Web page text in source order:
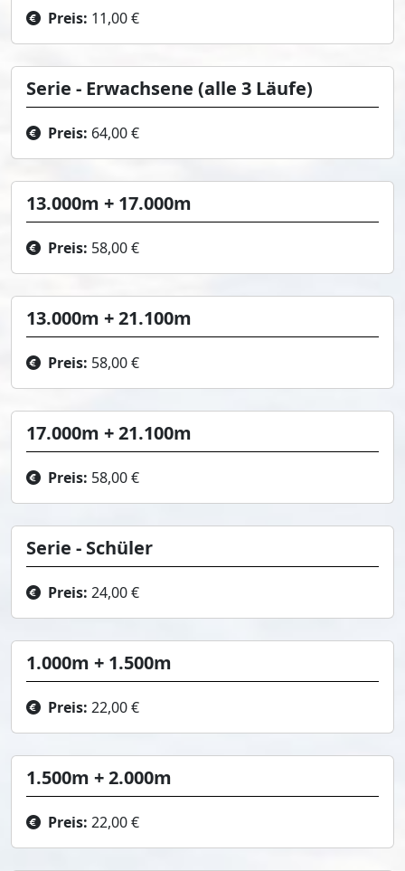
Preis: 11,00 €
Serie - Erwachsene (alle 3 Läufe)
Preis: 64,00 €
13.000m + 17.000m
Preis: 58,00 €
13.000m + 21.100m
Preis: 58,00 €
17.000m + 21.100m
Preis: 58,00 €
Serie - Schüler
Preis: 24,00 €
1.000m + 1.500m
Preis: 22,00 €
1.500m + 2.000m
Preis: 22,00 €